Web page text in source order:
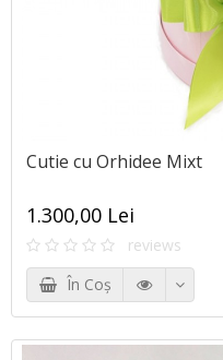
Cutie cu Orhidee Mixt
1.300,00 Lei
reviews
În Coş